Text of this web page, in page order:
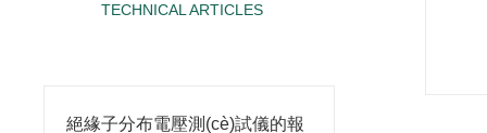
TECHNICAL ARTICLES
絕緣子分布電壓測(cè)試儀的報